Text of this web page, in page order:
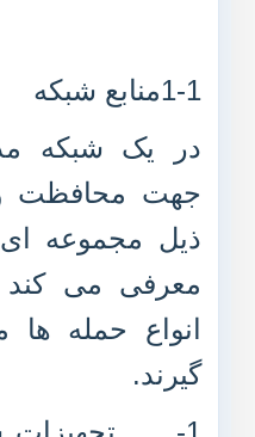
1-1منابع شبکه
در یک شبکه
جهت محافظت
ذیل مجموعه ای
معرفی می کند
انواع حمله
گیرند.